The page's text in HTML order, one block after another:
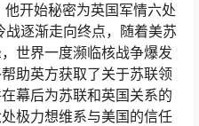
开始秘密为英国军情六处
逐渐走向终点，随着美苏
世界一度濒临核战争爆发
助英方获取了关于苏联领
幕后为苏联和英国关系的
极力想维系与美国的信任